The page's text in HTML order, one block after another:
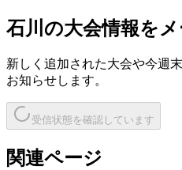
石川 の大会情報を
新しく追加された大会や今週末
お知らせします。
受信状態を確認しています
関連ページ